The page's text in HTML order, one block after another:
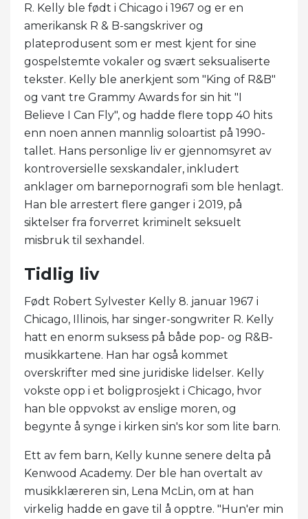
R. Kelly ble født i Chicago i 1967 og er en
amerikansk R & B-sangskriver og
plateprodusent som er mest kjent for sine
gospelstemte vokaler og svært seksualiserte
tekster. Kelly ble anerkjent som "King of R&B"
og vant tre Grammy Awards for sin hit "I
Believe I Can Fly", og hadde flere topp 40 hits
enn noen annen mannlig soloartist på 1990-
tallet. Hans personlige liv er gjennomsyret av
kontroversielle sexskandaler, inkludert
anklager om barnepornografi som ble henlagt.
Han ble arrestert flere ganger i 2019, på
siktelser fra forverret kriminelt seksuelt
misbruk til sexhandel.
Tidlig liv
Født Robert Sylvester Kelly 8. januar 1967 i
Chicago, Illinois, har singer-songwriter R. Kelly
hatt en enorm suksess på både pop- og R&B-
musikkartene. Han har også kommet
overskrifter med sine juridiske lidelser. Kelly
vokste opp i et boligprosjekt i Chicago, hvor
han ble oppvokst av enslige moren, og
begynte å synge i kirken sin's kor som lite barn.
Ett av fem barn, Kelly kunne senere delta på
Kenwood Academy. Der ble han overtalt av
musikklæreren sin, Lena McLin, om at han
virkelig hadde en gave til å opptre. "Hun'er min